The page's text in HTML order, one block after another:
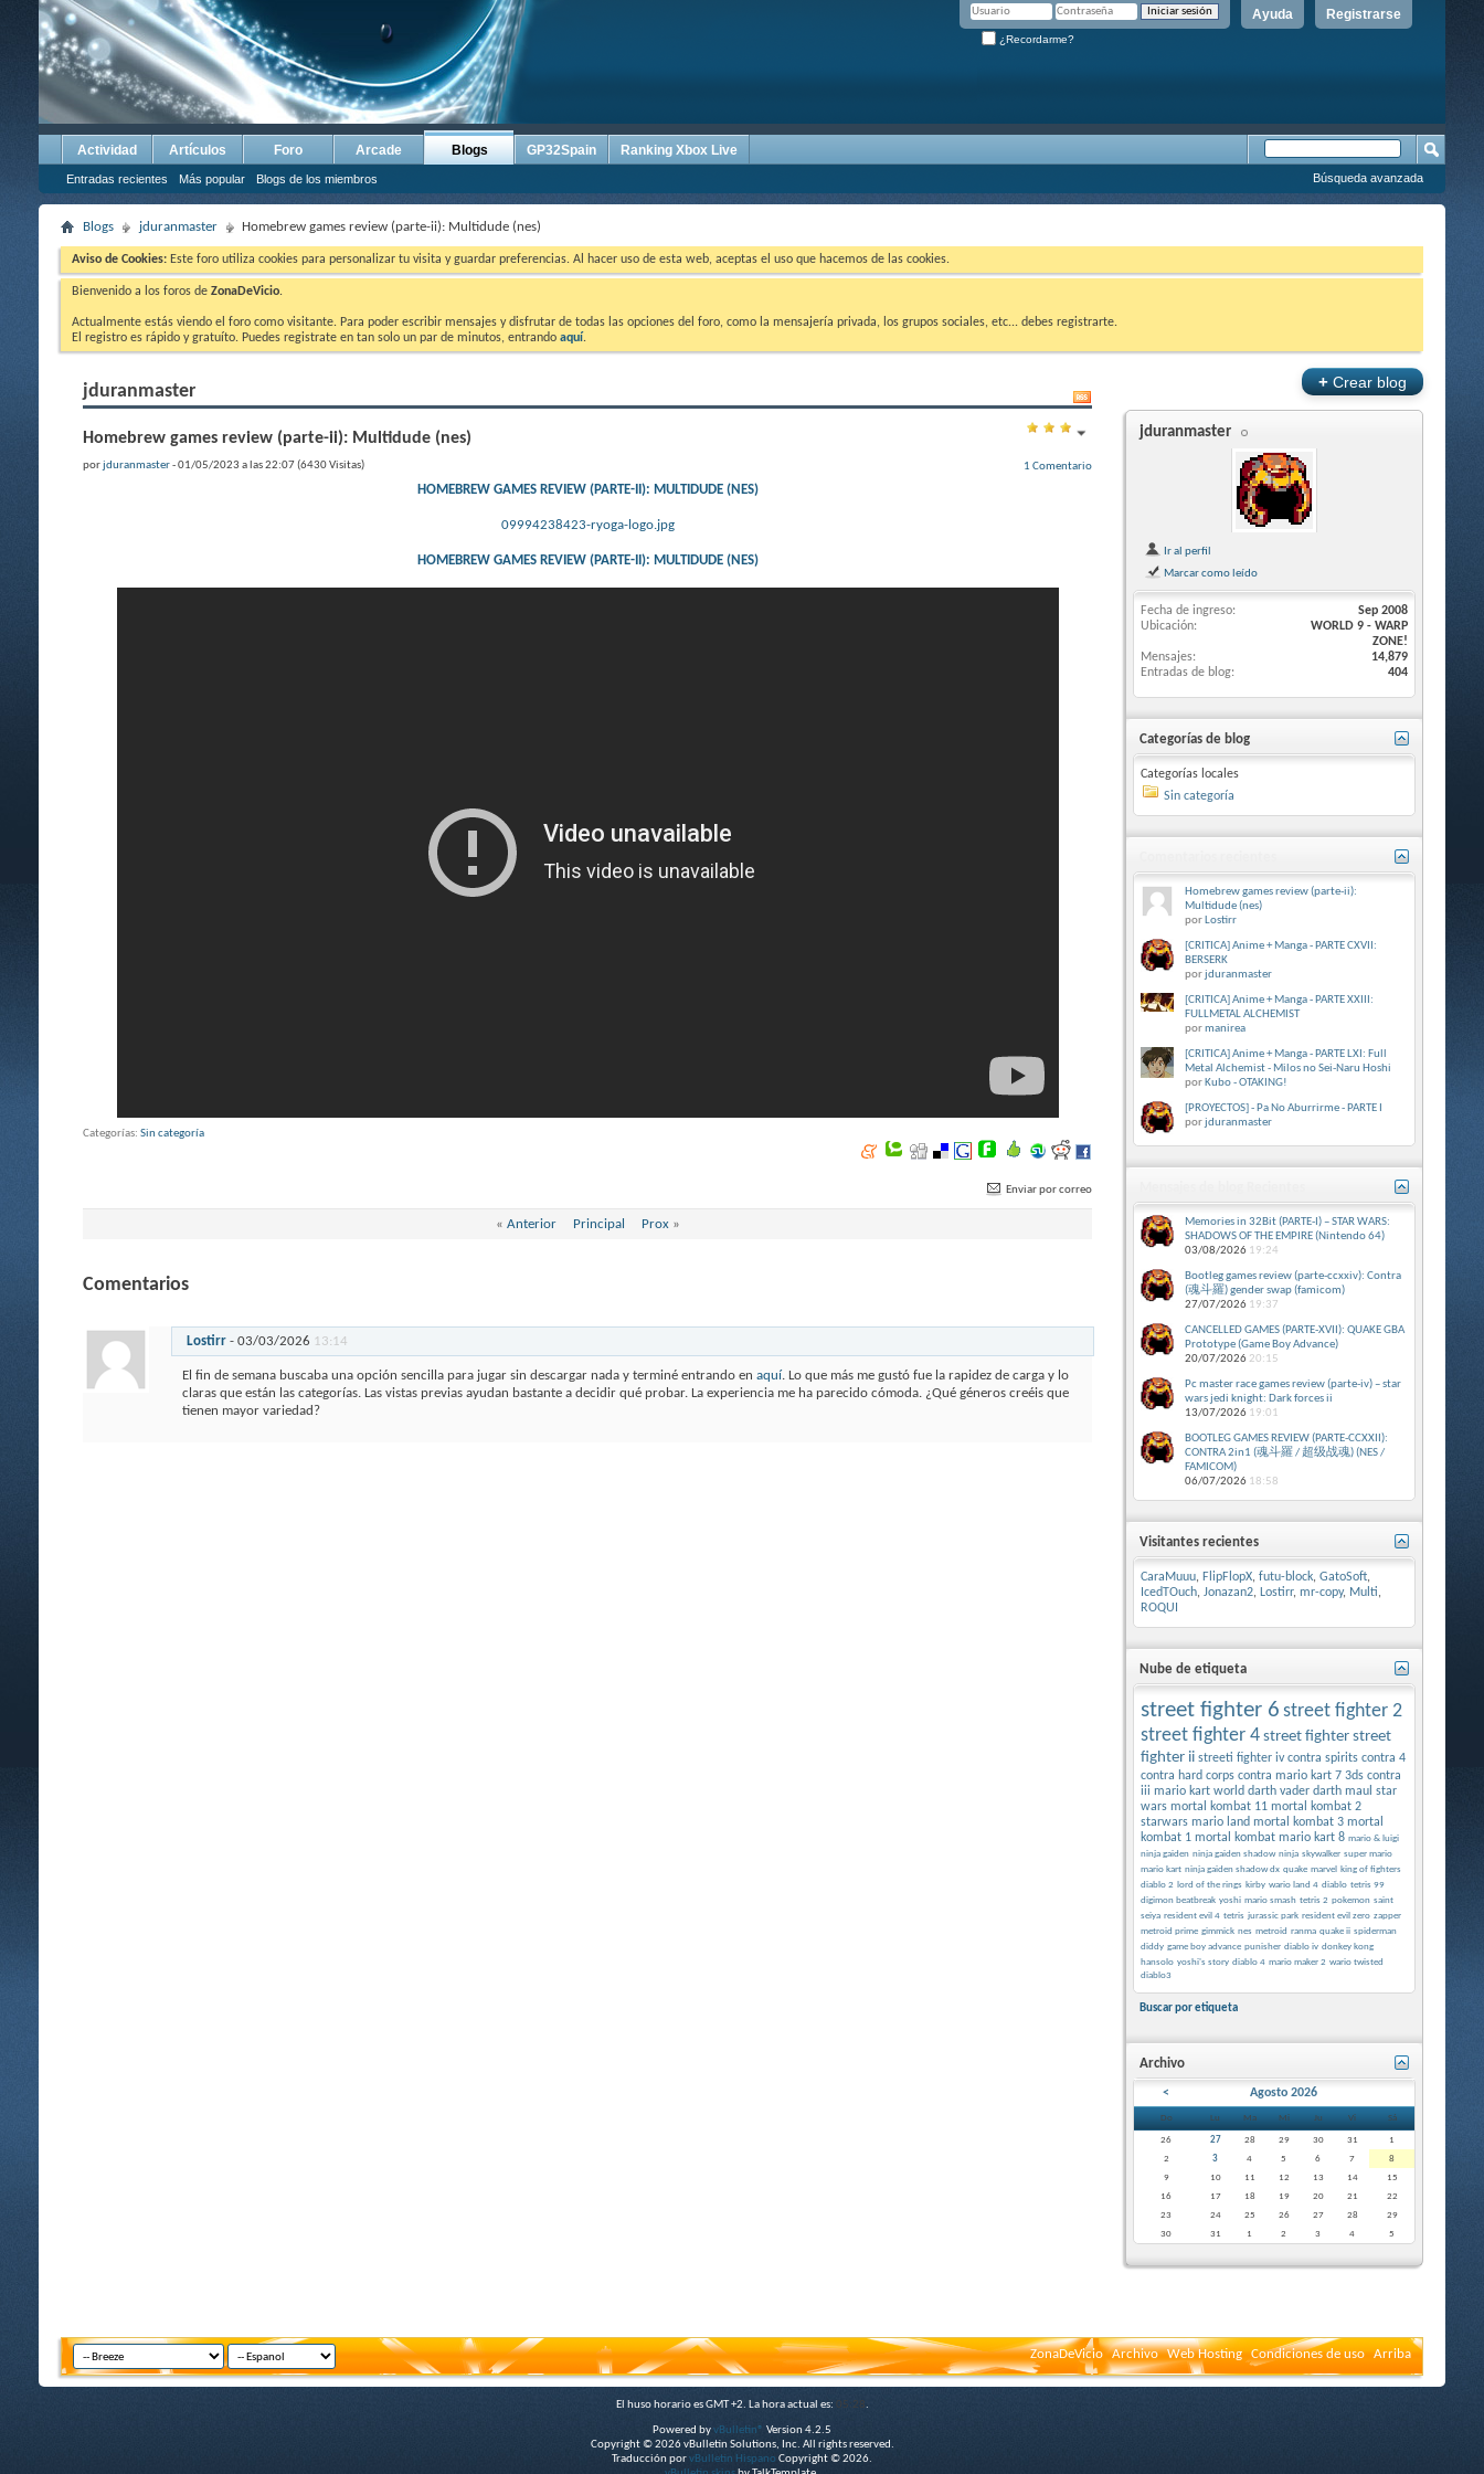
Registrarse
Ayuda
¿Recordarme?
Actividad Artículos Foro Arcade Blogs
Entradas recientes Más popular Blogs de los miembros
GP32Spain Ranking Xbox Live
Búsqueda avanzada
Blogs jduranmaster Homebrew games review (parte-ii): Multidude (nes)
Aviso de Cookies: Este foro utiliza cookies para personalizar tu visita y guardar preferencias. Al hacer uso de esta web, aceptas el uso que hacemos de las cookies.
Bienvenido a los foros de ZonaDeVicio.
Actualmente estás viendo el foro como visitante. Para poder escribir mensajes y disfrutar de todas las opciones del foro, como la mensajería privada, los grupos sociales, etc... debes registrarte.
El registro es rápido y gratuíto. Puedes registrate en tan solo un par de minutos, entrando aquí.
jduranmaster
Homebrew games review (parte-ii): Multidude (nes)
1 Comentario
porjduranmaster- 01/05/2023 a las 22:07 (6430 Visitas)
HOMEBREW GAMES REVIEW (PARTE-II): MULTIDUDE (NES)
09994238423-ryoga-logo.jpg
HOMEBREW GAMES REVIEW (PARTE-II): MULTIDUDE (NES)
Categorías Sin categoría
Enviar por correo
« Anterior Principal Prox»
Comentarios
Lostirr - 03/03/2026 13:14
El fin de semana buscaba una opción sencilla para jugar sin descargar nada y terminé entrando en aquí. Lo que más me gustó fue la rapidez de carga y lo
claras que están las categorías. Las vistas previas ayudan bastante a decidir qué probar. La experiencia me ha parecido cómoda. ¿Qué géneros creéis que
tienen mayor variedad?
+Crear blog
jduranmaster
Ir al perfil
Marcar como leído
Fecha de ingreso
Sep 2008
Ubicación
WORLD 9 - WARP
ZONE!
Mensajes
14,879
Entradas de blog
404
Categorías de blog
Categorías locales
Sin categoría
Homebrew games review (parte-ii):
Multidude (nes)
por Lostirr
[CRITICA] Anime + Manga - PARTE CXVII:
BERSERK
porjduranmaster
[CRITICA] Anime + Manga - PARTE XXIII:
FULLMETAL ALCHEMIST
pormanirea
[CRITICA] Anime + Manga - PARTE LXI: Full
Metal Alchemist - Milos no Sei-Naru Hoshi
por Kubo - OTAKING!
[PROYECTOS] - Pa No Aburrirme - PARTE I
porjduranmaster
Memories in 32Bit (PARTE-I) – STAR WARS:
SHADOWS OF THE EMPIRE (Nintendo 64)
03/08/2026 19:24
Bootleg games review (parte-ccxxiv): Contra
(魂斗羅) gender swap (famicom)
27/07/2026 19:37
CANCELLED GAMES (PARTE-XVII): QUAKE GBA
Prototype (Game Boy Advance)
20/07/2026 20:15
Pc master race games review (parte-iv) – star
wars jedi knight: Dark forces ii
13/07/2026 19:01
BOOTLEG GAMES REVIEW (PARTE-CCXXII):
CONTRA 2in1 (魂斗羅 / 超级战魂) (NES /
FAMICOM)
06/07/2026 18:58
Visitantes recientes
CaraMuuu, FlipFlopX, futu-block, GatoSoft,
IcedTOuch, Jonazan2, Lostirr, mr-copy, Multi,
ROQUI
Nube de etiqueta
street fighter 6 street fighter 2
street fighter 4 street fighter street
fighter ii streeti fighter iv contra spirits contra 4
contra hard corps contra mario kart 7 3ds contra
iii mario kart world darth vader darth maul star
wars mortal kombat 11 mortal kombat 2
starwars mario land mortal kombat 3 mortal
kombat 1 mortal kombat mario kart 8 mario & luigi
ninja gaiden ninja gaiden shadow ninja skywalker super mario
mario kart ninja gaiden shadow dx quake marvel
king of fighters
diablo 2
lord of the rings kirby wario land 4 diablo tetris 99
digimon beatbreak yoshi mario smash tetris 2 pokemon saint
seiya resident evil 4 tetris jurassic park resident evil zero zapper
metroid prime gimmick nes metroid ranma quake ii spiderman
diddy game boy advance punisher diablo iv donkey kong
hansolo yoshi's story diablo 4 mario maker 2 wario twisted
diablo3
Buscar por etiqueta
Archivo
< Agosto 2026
Do Lu Ma Mi Ju Vi Sá
26 27 28 29 30 31
1
2
3 4 5 6 7
8
9
10 11 12 13 14
15
16
17 18 19 20 21
22
23
24 25 26 27 28
29
30
31 1 2 3 4 5
ZonaDeVicio Archivo Web Hosting Condiciones de uso Arriba
El huso horario es GMT +2. La hora actual es: 05:28.
Powered byvBulletin® Version 4.2.5
Copyright © 2026 vBulletin Solutions, Inc. All rights reserved.
Traducción porvBulletin Hispano Copyright © 2026.